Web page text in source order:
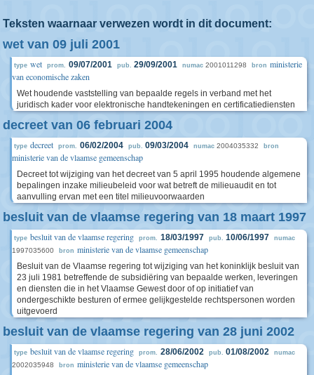
Teksten waarnaar verwezen wordt in dit document:
wet van 09 juli 2001
type wet prom. 09/07/2001 pub. 29/09/2001 numac 2001011298 bron ministerie
van economische zaken
Wet houdende vaststelling van bepaalde regels in verband met het
juridisch kader voor elektronische handtekeningen en certificatiediensten
decreet van 06 februari 2004
type decreet prom. 06/02/2004 pub. 09/03/2004 numac 2004035332 bron
ministerie van de vlaamse gemeenschap
Decreet tot wijziging van het decreet van 5 april 1995 houdende algemene
bepalingen inzake milieubeleid voor wat betreft de milieuaudit en tot
aanvulling ervan met een titel milieuvoorwaarden
besluit van de vlaamse regering van 18 maart 1997
type besluit van de vlaamse regering prom. 18/03/1997 pub. 10/06/1997 numac
1997035600 bron ministerie van de vlaamse gemeenschap
Besluit van de Vlaamse regering tot wijziging van het koninklijk besluit van
23 juli 1981 betreffende de subsidiëring van bepaalde werken, leveringen
en diensten die in het Vlaamse Gewest door of op initiatief van
ondergeschikte besturen of ermee gelijkgestelde rechtspersonen worden
uitgevoerd
besluit van de vlaamse regering van 28 juni 2002
type besluit van de vlaamse regering prom. 28/06/2002 pub. 01/08/2002 numac
2002035948 bron ministerie van de vlaamse gemeenschap